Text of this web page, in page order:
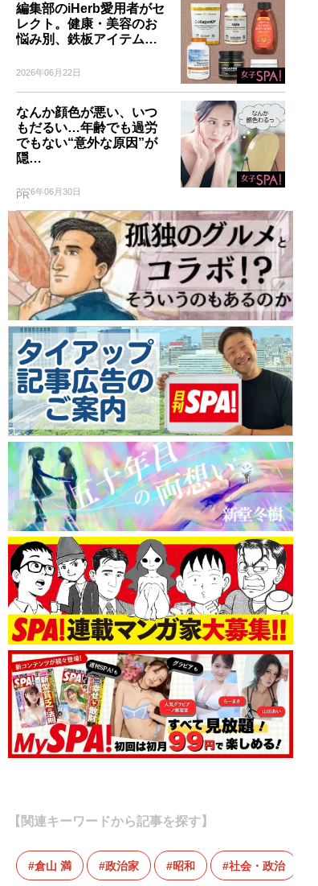
編集部のiHerb愛用者がセ
レクト。健康・美容のお
悩み別、鉄板アイテム…
2026年06月22日
なんか顔色が悪い、いつ
もだるい…年齢でも過労
でもない“意外な原因”が
隠…
2026年06月30日
PR
【関連キーワードから記事を探す】
倉山 満 政治家 昭和 社会・政治